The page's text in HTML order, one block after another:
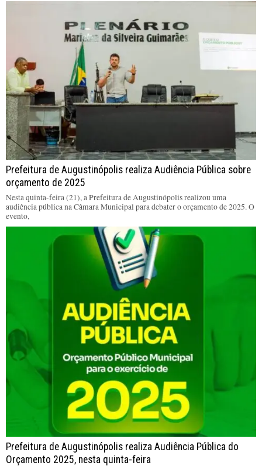
Prefeitura de Augustinópolis realiza Audiência Pública sobre
orçamento de 2025
Nesta quinta-feira (21), a Prefeitura de Augustinópolis realizou uma
audiência pública na Câmara Municipal para debater o orçamento de 2025. O
evento,
Prefeitura de Augustinópolis realiza Audiência Pública do
Orçamento 2025, nesta quinta-feira